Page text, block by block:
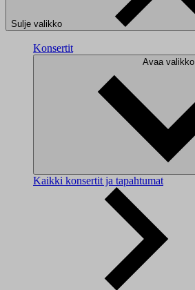
Sulje valikko
Konsertit
Avaa valikko
Kaikki konsertit ja tapahtumat